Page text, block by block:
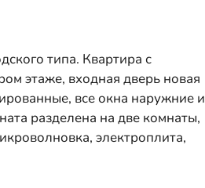
типа. Квартира с
этаже, входная дверь новая
все окна наружние и
разделена на две комнаты,
электроплита,